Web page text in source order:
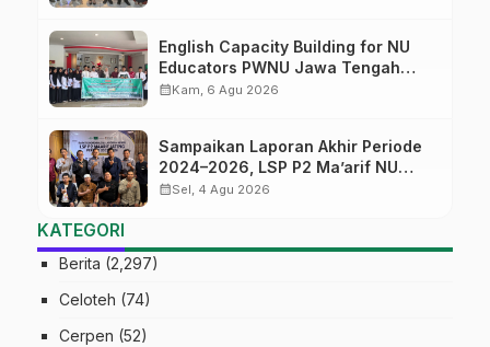
English Capacity Building for NU
Educators PWNU Jawa Tengah
Batch#4; Membuka Jalan Menuju
calendar_monthKam, 6 Agu 2026
Sampaikan Laporan Akhir Periode
2024–2026, LSP P2 Ma’arif NU
Jateng Mantapkan Sinergi Link and
calendar_monthSel, 4 Agu 2026
KATEGORI
Berita (2,297)
Celoteh (74)
Cerpen (52)